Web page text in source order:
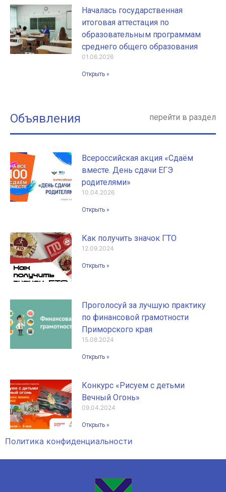
Началась государственная
итоговая аттестация по
образовательным программам
среднего общего образования
01.06.2026
Открыть »
Объявления перейти в раздел
Всероссийская акция «Сдаём
вместе. День сдачи ЕГЭ
родителями»
10.04.2026
Открыть »
Как получить значок ГТО
12.09.2024
Открыть »
Проголосуй за лучшую практику
по финансовой грамотности
Приморского края
15.08.2024
Открыть »
Конкурс «Рисуем с детьми
Вечный Огонь»
09.04.2024
Открыть »
Политика конфиденциальности